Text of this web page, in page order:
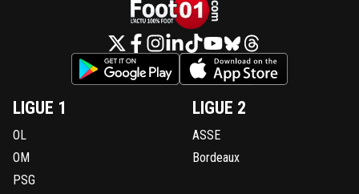
LIGUE 1
OL
OM
PSG
LIGUE 2
ASSE
Bordeaux